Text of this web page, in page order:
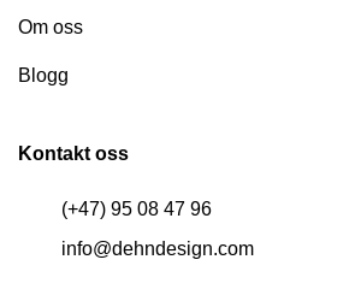
Om oss
Blogg
Kontakt oss
(+47) 95 08 47 96
info@dehndesign.com